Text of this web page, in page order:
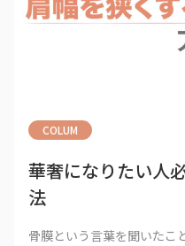
COLUM
華奢になりたい人
法
骨膜という言葉を聞いたこ